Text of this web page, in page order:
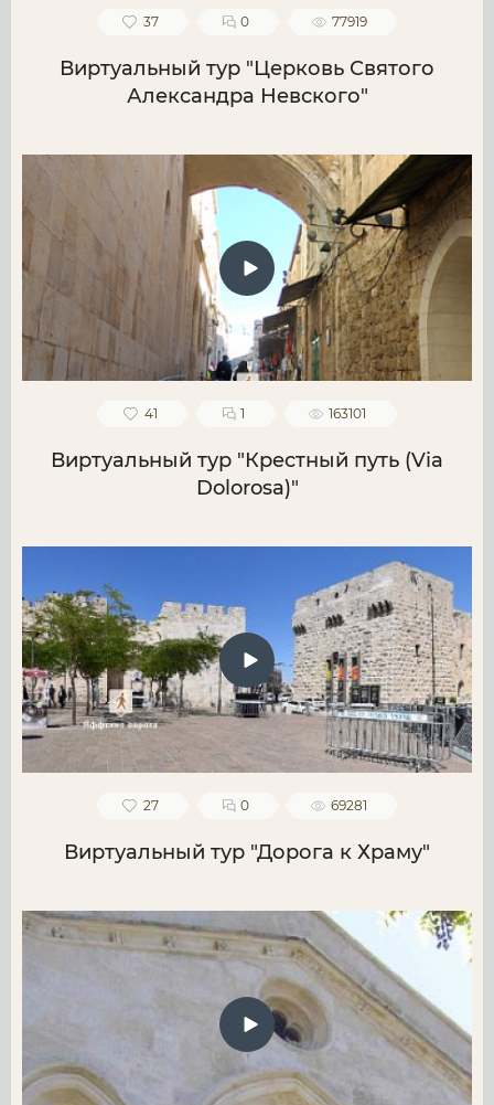
37 0 77919
Виртуальный тур "Церковь Святого
Александра Невского"
41 1 163101
Виртуальный тур "Крестный путь (Via
Dolorosa)"
27 0 69281
Виртуальный тур "Дорога к Храму"